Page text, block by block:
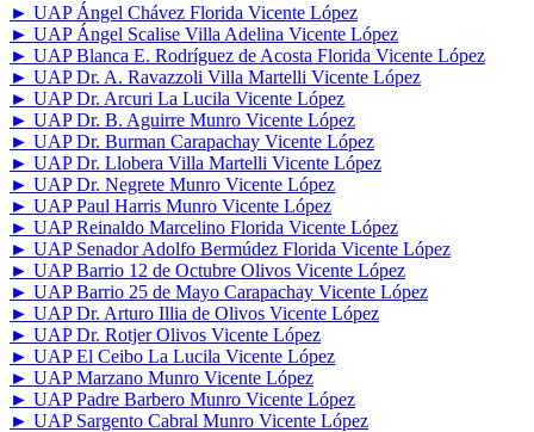
► UAP Ángel Chávez Florida Vicente López
► UAP Ángel Scalise Villa Adelina Vicente López
► UAP Blanca E. Rodríguez de Acosta Florida Vicente López
► UAP Dr. A. Ravazzoli Villa Martelli Vicente López
► UAP Dr. Arcuri La Lucila Vicente López
► UAP Dr. B. Aguirre Munro Vicente López
► UAP Dr. Burman Carapachay Vicente López
► UAP Dr. Llobera Villa Martelli Vicente López
► UAP Dr. Negrete Munro Vicente López
► UAP Paul Harris Munro Vicente López
► UAP Reinaldo Marcelino Florida Vicente López
► UAP Senador Adolfo Bermúdez Florida Vicente López
► UAP Barrio 12 de Octubre Olivos Vicente López
► UAP Barrio 25 de Mayo Carapachay Vicente López
► UAP Dr. Arturo Illia de Olivos Vicente López
► UAP Dr. Rotjer Olivos Vicente López
► UAP El Ceibo La Lucila Vicente López
► UAP Marzano Munro Vicente López
► UAP Padre Barbero Munro Vicente López
► UAP Sargento Cabral Munro Vicente López